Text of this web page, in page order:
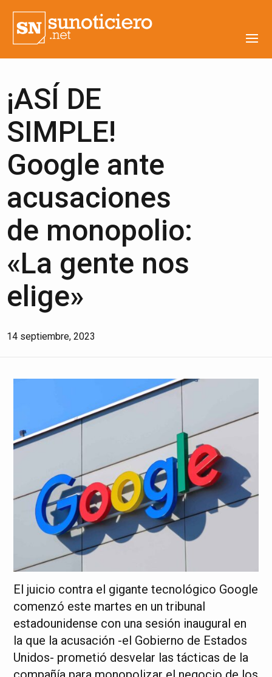
¡ASÍ DE
SIMPLE!
Google ante
acusaciones
de monopolio:
«La gente nos
elige»
14 septiembre, 2023
El juicio contra el gigante tecnológico Google
comenzó este martes en un tribunal
estadounidense con una sesión inaugural en
la que la acusación -el Gobierno de Estados
Unidos- prometió desvelar las tácticas de la